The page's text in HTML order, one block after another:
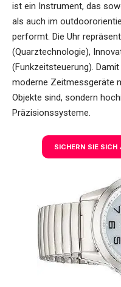
ist ein Instrument, das
als auch im
performt. Die Uhr
(Quarztechnologie),
(Funkzeitsteuerung).
moderne Zeitmessgeräte
Objekte sind, sondern
Präzisionssysteme.
SICHERN SIE